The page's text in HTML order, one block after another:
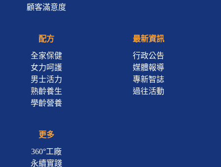
顧客滿意度
配方
全家保健
女力呵護
男士活力
熟齡養生
學齡營養
最新資訊
行政公告
媒體報導
專新智誌
過往活動
更多
360°工廠
永續實踐